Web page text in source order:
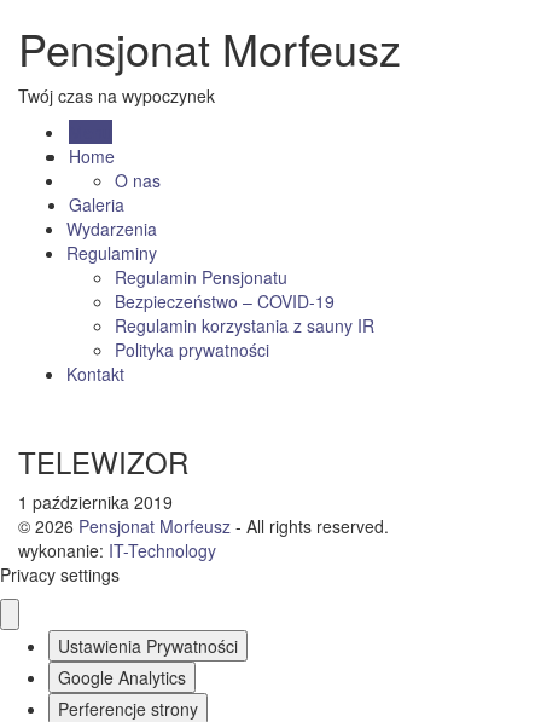
Pensjonat Morfeusz
Twój czas na wypoczynek
Home
O nas
Galeria
Wydarzenia
Regulaminy
Regulamin Pensjonatu
Bezpieczeństwo – COVID-19
Regulamin korzystania z sauny IR
Polityka prywatności
Kontakt
TELEWIZOR
1 października 2019
© 2026 Pensjonat Morfeusz - All rights reserved.
wykonanie: IT-Technology
Privacy settings
Ustawienia Prywatności
Google Analytics
Perferencje strony